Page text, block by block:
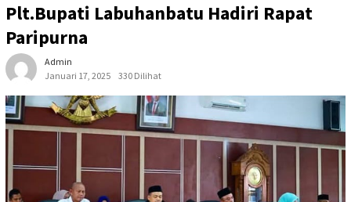
Plt.Bupati Labuhanbatu Hadiri Rapat
Paripurna
Admin
Januari 17, 2025
330 Dilihat